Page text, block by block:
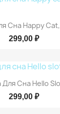
Сна Happy
299,00 ₽
Для Сна Hello
299,00 ₽